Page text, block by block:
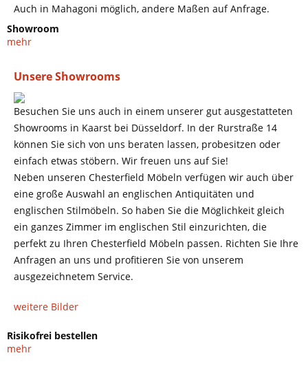
Auch in Mahagoni möglich, andere Maßen auf Anfrage.
Showroom
mehr
Unsere Showrooms
Besuchen Sie uns auch in einem unserer gut ausgestatteten
Showrooms in Kaarst bei Düsseldorf. In der Rurstraße 14
können Sie sich von uns beraten lassen, probesitzen oder
einfach etwas stöbern. Wir freuen uns auf Sie!
Neben unseren Chesterfield Möbeln verfügen wir auch über
eine große Auswahl an englischen Antiquitäten und
englischen Stilmöbeln. So haben Sie die Möglichkeit gleich
ein ganzes Zimmer im englischen Stil einzurichten, die
perfekt zu Ihren Chesterfield Möbeln passen. Richten Sie Ihre
Anfragen an uns und profitieren Sie von unserem
ausgezeichnetem Service.
weitere Bilder
Risikofrei bestellen
mehr